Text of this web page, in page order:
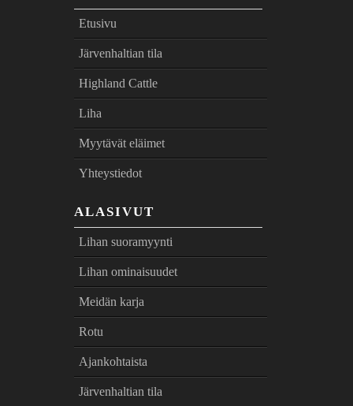
Etusivu
Järvenhaltian tila
Highland Cattle
Liha
Myytävät eläimet
Yhteystiedot
ALASIVUT
Lihan suoramyynti
Lihan ominaisuudet
Meidän karja
Rotu
Ajankohtaista
Järvenhaltian tila